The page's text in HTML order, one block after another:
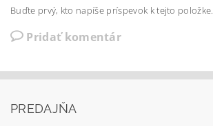
Buďte prvý, kto napíše príspevok k tejto položke.
Pridať komentár
PREDAJŇA